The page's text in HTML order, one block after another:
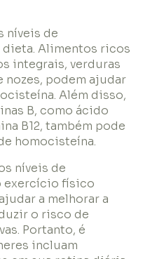
níveis de
dieta. Alimentos ricos
integrais, verduras
nozes, podem ajudar
Além disso,
B, como ácido
B12, também pode
homocisteína.
níveis de
exercício físico
a melhorar a
o risco de
Portanto, é
incluam